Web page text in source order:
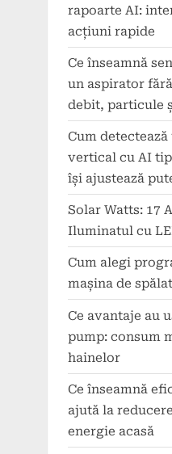
rapoarte AI:
acțiuni rapide
Ce înseamnă
un aspirator
debit, particule
Cum
vertical cu AI
își ajustează
Solar Watts: 17
Iluminatul cu
Cum alegi
mașina de spălat
Ce avantaje au
pump: consum
hainelor
Ce înseamnă
ajută la
energie acasă